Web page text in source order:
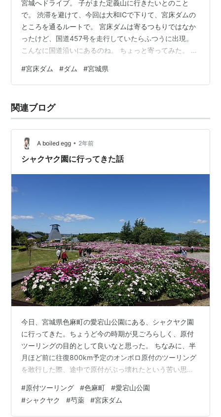
宮城へドライブ。 子がまた定義山に行きたいとのこと
で。 渋滞を避けて、今回は大和ICで下りて、宮床ダムの
ところを通るルートで。 宮床ダムは寄るつもりではなか
ったけど、国道457号を走行していたらふつうに出現。
こんなに国道沿いにあるのね。 ちょっと寄ってみた。 グ
ーテック株式会社の名前がついたんだって。昨年からだ
そう。 ダム界にもネーミングライツがあるのか。 この一
びする家族とかがいた。 こんな間近でダム堤体を見上げ
られる公園あまりないかも。 「雲の階段」と名付けられ
#宮床ダム #ダム #宮城県
関連ブログ
A boiled egg • 2年前
シャクヤク園に行ってきた話
今日、宮城県色麻町の愛宕山公園にある、シャクヤク園
に行ってきた。ちょうど今の時期が見ごろらしく、原付
ツーリングの目的として良いなと思った。 ちなみに、半
月ほど前に往復800km予定のオンボロ原付のツーリング
を敢行した際、途中で原付がぶっ壊れたという苦い思い
ーリングを再開した。まあせっかく足があるんだし、使
わない手はない。懲りない精神も時には大事である。そ
#原付ツーリング #色麻町 #愛宕山公園
#シャクヤク #芍薬 #宮床ダム